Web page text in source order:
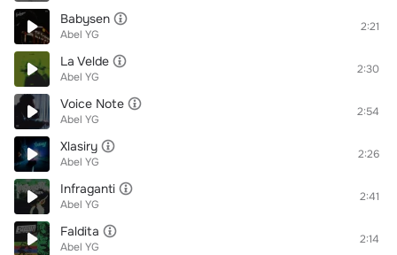
Babysen
Abel YG
2:21
La Velde
Abel YG
2:30
Voice Note
Abel YG
2:54
Xlasiry
Abel YG
2:26
Infraganti
Abel YG
2:41
Faldita
Abel YG
2:14